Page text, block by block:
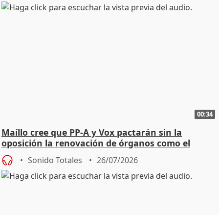
00:34
Maíllo cree que PP-A y Vox pactarán sin la
oposición la renovación de órganos como el
Defensor
Sonido Totales 26/07/2026